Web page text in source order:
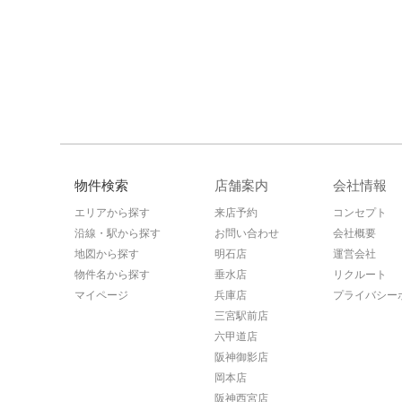
物件検索
エリアから探す
沿線・駅から探す
地図から探す
物件名から探す
マイページ
店舗案内
来店予約
お問い合わせ
明石店
垂水店
兵庫店
三宮駅前店
六甲道店
阪神御影店
岡本店
阪神西宮店
会社情報
コンセプト
会社概要
運営会社
リクルート
プライバシー